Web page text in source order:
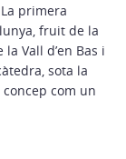
primera
fruit de la
Vall d’en Bas i
sota la
com un